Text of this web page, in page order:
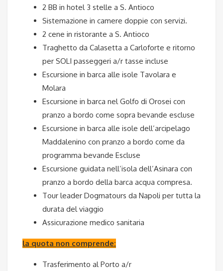
2 BB in hotel 3 stelle a S. Antioco
Sistemazione in camere doppie con servizi.
2 cene in ristorante a S. Antioco
Traghetto da Calasetta a Carloforte e ritorno
per SOLI passeggeri a/r tasse incluse
Escursione in barca alle isole Tavolara e
Molara
Escursione in barca nel Golfo di Orosei con
pranzo a bordo come sopra bevande escluse
Escursione in barca alle isole dell’arcipelago
Maddalenino con pranzo a bordo come da
programma bevande Escluse
Escursione guidata nell’isola dell’Asinara con
pranzo a bordo della barca acqua compresa.
Tour leader Dogmatours da Napoli per tutta la
durata del viaggio
Assicurazione medico sanitaria
la quota non comprende:
Trasferimento al Porto a/r